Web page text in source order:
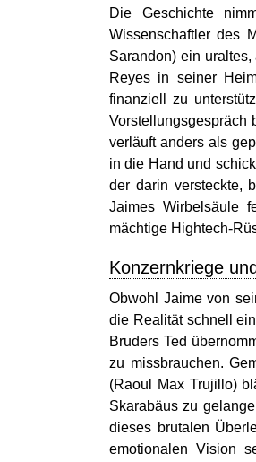
Die Geschichte
Wissenschaftler des
Sarandon) ein
Reyes in seiner
finanziell zu
Vorstellungsgespräch
verläuft anders als
in die Hand und
der darin versteckte,
Jaimes Wirbelsäule
mächtige Hightech-
Konzernkriege
Obwohl Jaime von
die Realität schnell
Bruders Ted
zu missbrauchen.
(Raoul Max Trujillo)
Skarabäus zu
dieses brutalen
emotionalen Vision